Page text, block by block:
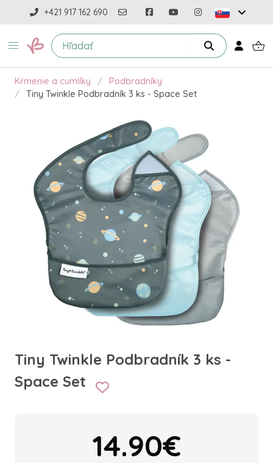
+421 917 162 690
Kŕmenie a cumlíky
Podbradníky
Tiny Twinkle Podbradník 3 ks - Space Set
Tiny Twinkle Podbradník 3 ks -
Space Set
14.90€